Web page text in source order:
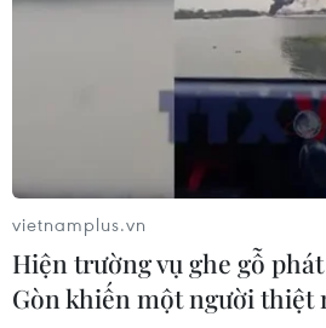
vietnamplus.vn
Hiện trường vụ ghe gỗ
Gòn khiến một người thiệt